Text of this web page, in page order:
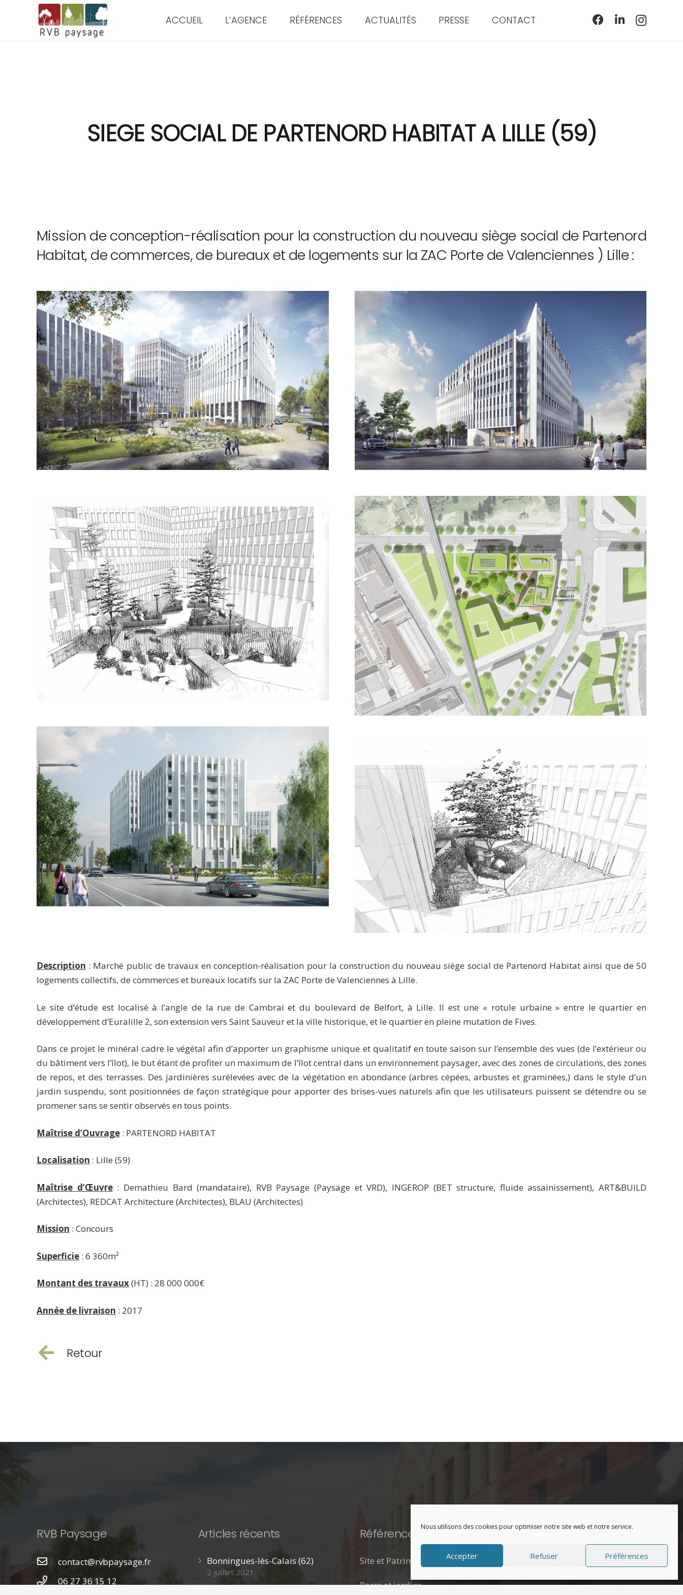
Nous utilisons des cookies pour optimiser notre site web et notre service.
Accepter Refuser Préférences
ACCUEIL L’AGENCE RÉFÉRENCES ACTUALITÉS PRESSE CONTACT
SIEGE SOCIAL DE PARTENORD HABITAT A LILLE (59)
Mission de conception-réalisation pour la construction du nouveau siège social de Partenord
Habitat, de commerces, de bureaux et de logements sur la ZAC Porte de Valenciennes ) Lille :
Description : Marché public de travaux en conception-réalisation pour la construction du nouveau siège social de Partenord Habitat ainsi que de 50
logements collectifs, de commerces et bureaux locatifs sur la ZAC Porte de Valenciennes à Lille.
Le site d’étude est localisé à l’angle de la rue de Cambrai et du boulevard de Belfort, à Lille. Il est une « rotule urbaine » entre le quartier en
développement d’Euralille 2, son extension vers Saint Sauveur et la ville historique, et le quartier en pleine mutation de Fives.
Dans ce projet le minéral cadre le végétal afin d’apporter un graphisme unique et qualitatif en toute saison sur l’ensemble des vues (de l’extérieur ou
du bâtiment vers l’îlot), le but étant de profiter un maximum de l’îlot central dans un environnement paysager, avec des zones de circulations, des zones
de repos, et des terrasses. Des jardinières surélevées avec de la végétation en abondance (arbres cépées, arbustes et graminées,) dans le style d’un
jardin suspendu, sont positionnées de façon stratégique pour apporter des brises-vues naturels afin que les utilisateurs puissent se détendre ou se
promener sans se sentir observés en tous points.
Maîtrise d’Ouvrage : PARTENORD HABITAT
Localisation : Lille (59)
Maîtrise d’Œuvre: Demathieu Bard (mandataire), RVB Paysage (Paysage et VRD), INGEROP (BET structure, fluide assainissement), ART&BUILD
(Architectes), REDCAT Architecture (Architectes), BLAU (Architectes)
Mission : Concours
Superficie : 6 360m²
Montant des travaux(HT) : 28 000 000€
Année de livraison : 2017
Retour
RVB Paysage
contact@rvbpaysage.fr
06 27 36 15 12
Articles récents
Bonningues-lès-Calais (62)
2 juillet 2021
Mise en ligne du nouveau
Références
Site et Patrimoine
Parcs et jardins
Zones activités et commerces
Accompagnement